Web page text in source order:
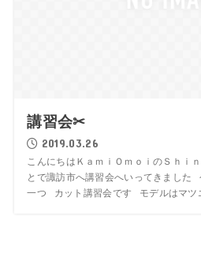
講習会✂
2019.03.26
こんにちはＫａｍｉＯｍｏｉのＳｈｉ
とで諏訪市へ講習会へいってきました
一つ カット講習会です モデルはマツ